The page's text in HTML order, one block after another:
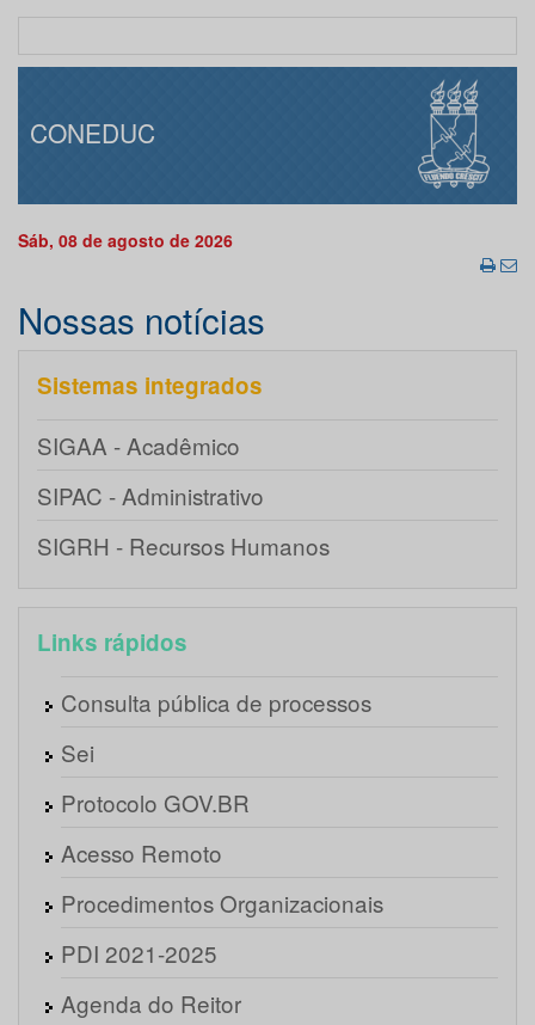
CONEDUC
Sáb, 08 de agosto de 2026
Nossas notícias
Sistemas integrados
SIGAA - Acadêmico
SIPAC - Administrativo
SIGRH - Recursos Humanos
Links rápidos
Consulta pública de processos
Sei
Protocolo GOV.BR
Acesso Remoto
Procedimentos Organizacionais
PDI 2021-2025
Agenda do Reitor